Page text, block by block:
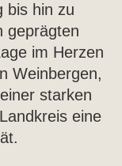
bis hin zu
geprägten
im Herzen
Weinbergen,
starken
eine